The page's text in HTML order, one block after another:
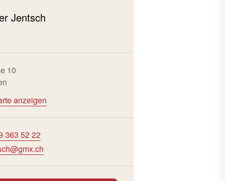
Jentsch
10
anzeigen
363 52 22